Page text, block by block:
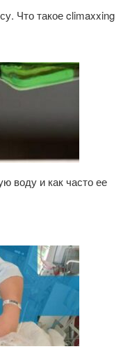
Что такое climaxxing
воду и как часто ее